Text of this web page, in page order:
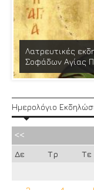
Λατρευτικές
Σοφάδων Αγίας
Ημερολόγιο
Δε
Τρ Τε